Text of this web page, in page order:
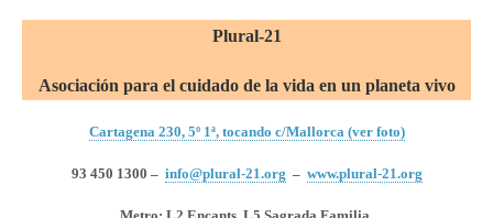
Plural-21
Asociación para el cuidado de la vida en un planeta vivo
Cartagena 230, 5º 1ª, tocando c/Mallorca (ver foto)
93 450 1300 – info@plural-21.org – www.plural-21.org